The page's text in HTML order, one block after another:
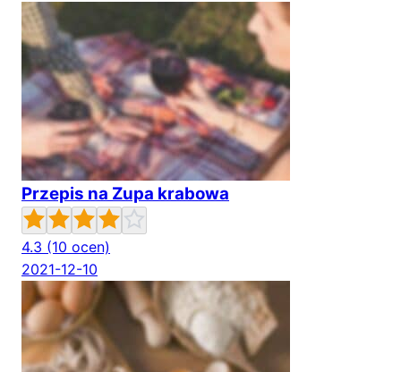
Przepis na Zupa krabowa
4.3 (10 ocen)
2021-12-10